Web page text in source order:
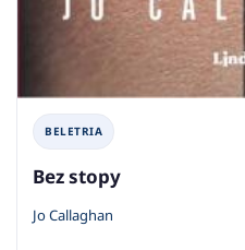
BELETRIA
Bez stopy
Jo Callaghan